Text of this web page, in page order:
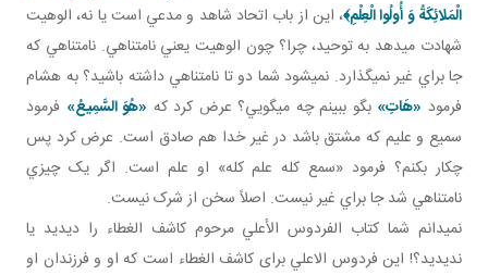
الْمَلائِكَةُ وَ أُولُوا الْعِلْمِ﴾، اين از باب اتحاد شاهد و مدعي است يا نه، الوهيت
شهادت مي دهد به توحيد، چرا؟ چون الوهيت يعني نامتناهي. نامتناهي که
جا براي غير نمي گذارد. نمی­شود شما دو تا نامتناهي داشته باشيد؟ به هشام
فرمود «هَاتِ» بگو ببينم چه مي گويي؟ عرض کرد که «هُوَ السَّمِيعُ» فرمود
سميع و عليم که مشتق باشد در غير خدا هم صادق است. عرض کرد پس
چکار بکنم؟ فرمود «سمع کله علم کله» او علم است. اگر يک چيزي
نامتناهي شد جا براي غير نيست. اصلاً سخن از شرک نيست.
نمي دانم شما کتاب الفردوس الأعلي مرحوم کاشف الغطاء را ديديد يا
نديديد؟! اين فردوس الاعلي برای کاشف الغطاء است که او و فرزندان او